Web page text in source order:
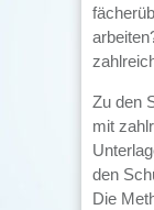
Zu den
mit
den
Die